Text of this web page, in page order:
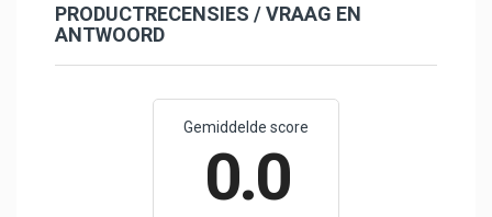
PRODUCTRECENSIES / VRAAG EN
ANTWOORD
Gemiddelde score
0.0